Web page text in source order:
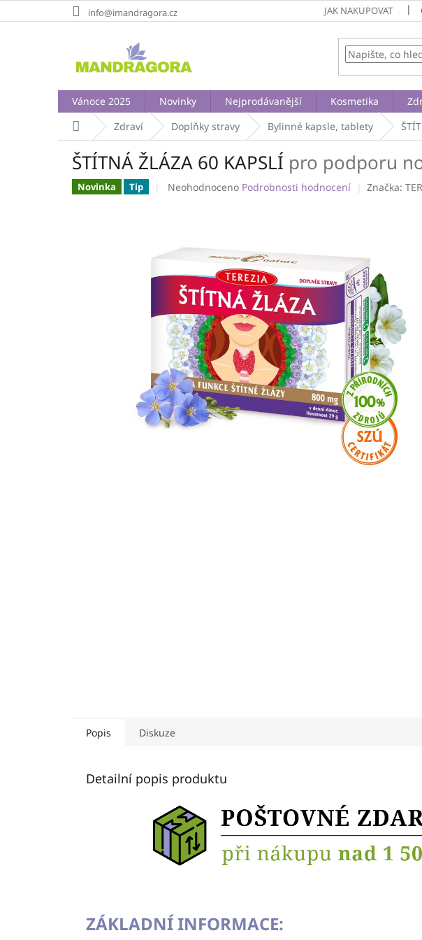
na
info@imandragora.cz JAK NAKUPOVAT
Vánoce 2025 Novinky Nejprodávanější Kosmetika
Domů Zdraví Doplňky stravy Bylinné kapsle, tablety
ŠTÍTNÁ ŽLÁZA 60 KAPSLÍ pro podporu
Novinka Tip
Průměrné
z
hvězdiček.
Neohodnoceno Podrobnosti hodnocení Značka:
Popis Diskuze
Detailní popis produktu
ZÁKLADNÍ INFORMACE: